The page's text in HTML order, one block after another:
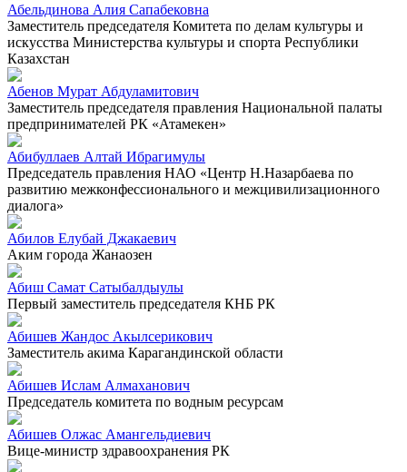
Абельдинова Алия Сапабековна
Заместитель председателя Комитета по делам культуры и
искусства Министерства культуры и спорта Республики
Казахстан
Абенов Мурат Абдуламитович
Заместитель председателя правления Национальной палаты
предпринимателей РК «Атамекен»
Абибуллаев Алтай Ибрагимулы
Председатель правления НАО «Центр Н.Назарбаева по
развитию межконфессионального и межцивилизационного
диалога»
Абилов Елубай Джакаевич
Аким города Жанаозен
Абиш Самат Сатыбалдыулы
Первый заместитель председателя КНБ РК
Абишев Жандос Акылсерикович
Заместитель акима Карагандинской области
Абишев Ислам Алмаханович
Председатель комитета по водным ресурсам
Абишев Олжас Амангельдиевич
Вице-министр здравоохранения РК